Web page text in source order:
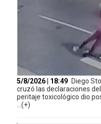
5/8/2026 | 18:49 Diego
cruzó las declaraciones
peritaje toxicológico dio
...(+)